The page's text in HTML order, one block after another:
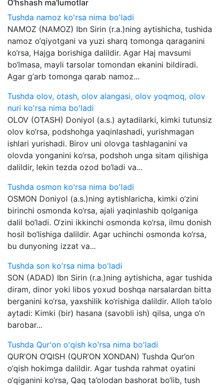
O'hshash ma'lumotlar
Tushda namoz ko'rsa nima bo'ladi
NAMOZ (NAMOZ) Ibn Sirin (r.a.)ning aytishicha, tushida
namoz o‘qiyotgani va yuzi sharq tomonga qaraganini
ko‘rsa, Hajga borishiga dalildir. Agar Haj mavsumi
bo‘lmasa, mayli tarsolar tomondan ekanini bildiradi.
Agar g‘arb tomonga qarab namoz...
Tushda olov, otash, olov alangasi, olov yoqmoq, olov
nuri ko'rsa nima bo'ladi
OLOV (OTASH) Doniyol (a.s.) aytadilarki, kimki tutunsiz
olov ko‘rsa, podshohga yaqinlashadi, yurishmagan
ishlari yurishadi. Birov uni olovga tashlaganini va
olovda yonganini ko‘rsa, podshoh unga sitam qilishiga
dalildir, lekin tezda ozod bo‘ladi va...
Tushda osmon ko'rsa nima bo'ladi
OSMON Doniyol (a.s.)ning aytishlaricha, kimki o‘zini
birinchi osmonda ko‘rsa, ajali yaqinlashib qolganiga
dalil bo‘ladi. O‘zini ikkinchi osmonda ko‘rsa, ilmu donish
hosil bo‘lishiga dalildir. Agar uchinchi osmonda ko‘rsa,
bu dunyoning izzat va...
Tushda son ko'rsa nima bo'ladi
SON (ADAD) Ibn Sirin (r.a.)ning aytishicha, agar tushida
diram, dinor yoki libos yoxud boshqa narsalardan bitta
berganini ko‘rsa, yaxshilik ko‘rishiga dalildir. Alloh ta’olo
aytadi: Kimki (bir) hasana (savobli ish) qilsa, unga o‘n
barobar...
Tushda Qur'on o'qish ko'rsa nima bo'ladi
QUR’ON O‘QISH (QUR’ON XONDAN) Tushda Qur’on
o‘qish hokimga dalildir. Agar tushda rahmat oyatini
o‘qiganini ko‘rsa, Qaq ta’olodan bashorat bo‘lib, tush